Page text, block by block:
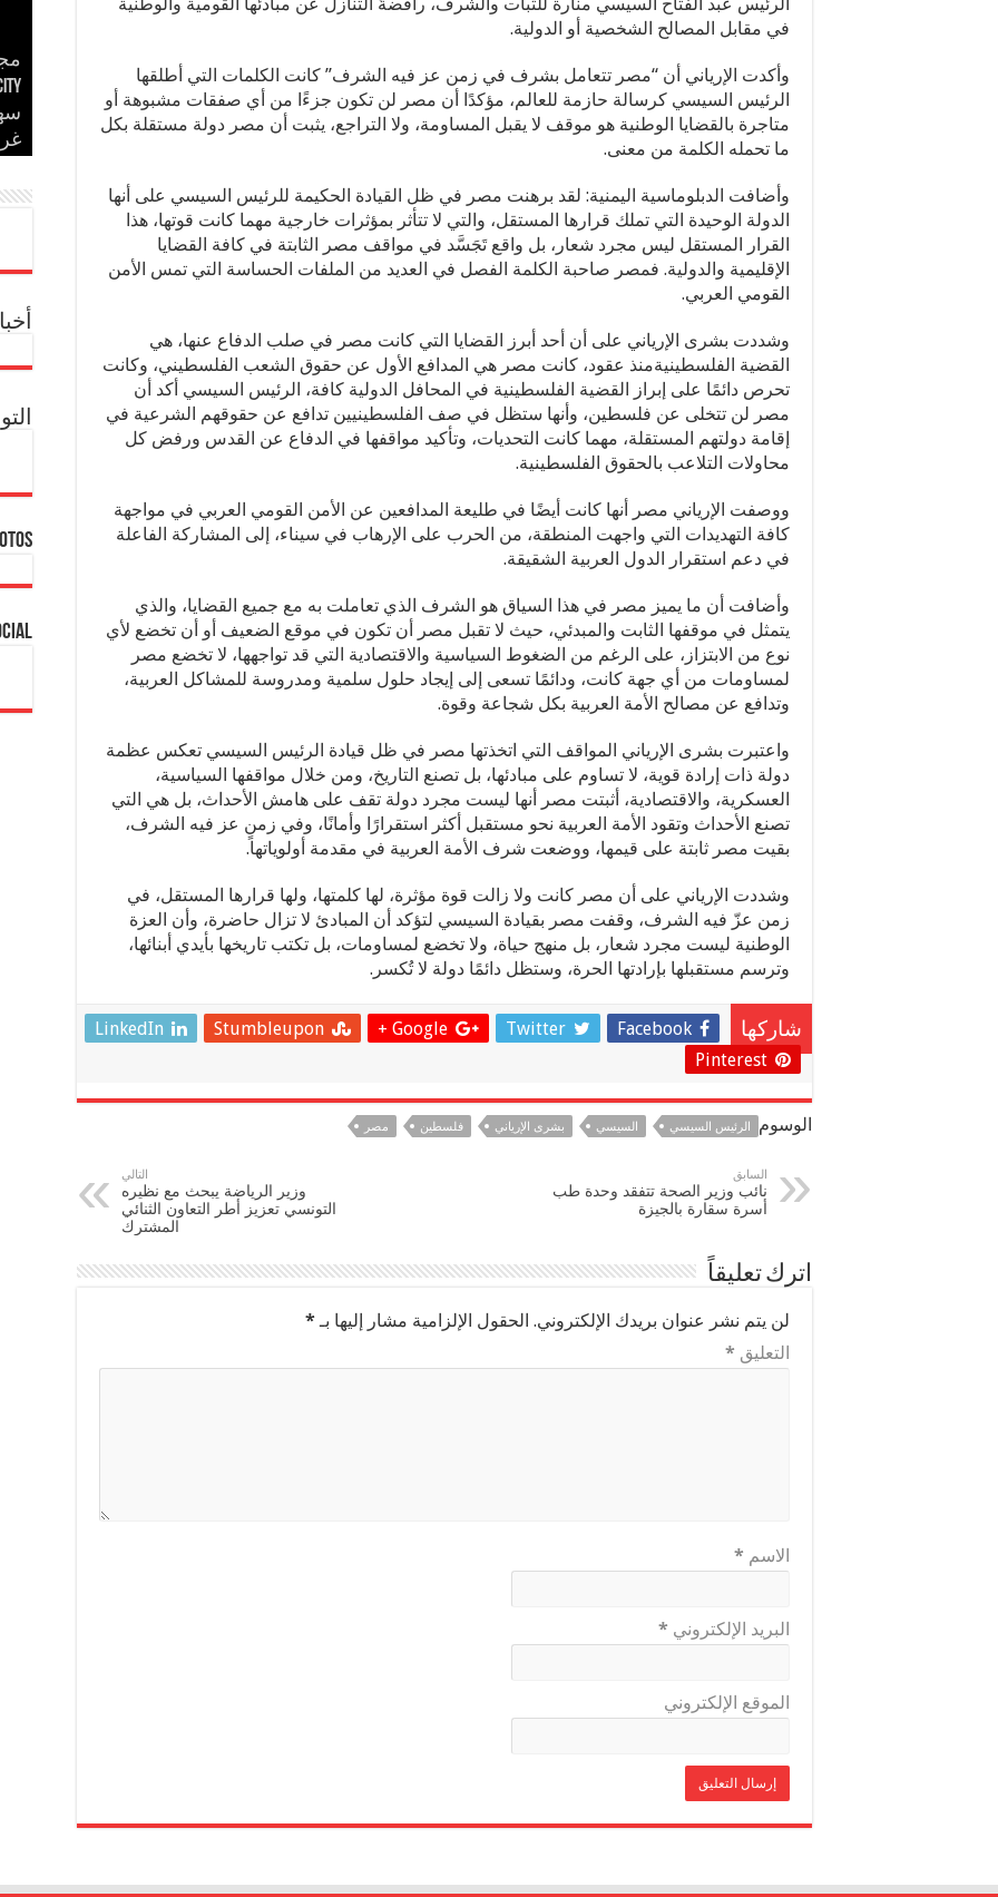
الرئيس عبد الفتاح السيسي منارة للثبات والشرف، رافضةً التنازل عن مبادئها القومية والوطنية
في مقابل المصالح الشخصية أو الدولية.
وأكدت الإرياني أن “مصر تتعامل بشرف في زمن عز فيه الشرف” كانت الكلمات التي أطلقها
الرئيس السيسي كرسالة حازمة للعالم، مؤكدًا أن مصر لن تكون جزءًا من أي صفقات مشبوهة أو
متاجرة بالقضايا الوطنية هو موقف لا يقبل المساومة، ولا التراجع، يثبت أن مصر دولة مستقلة بكل
ما تحمله الكلمة من معنى.
وأضافت الدبلوماسية اليمنية: لقد برهنت مصر في ظل القيادة الحكيمة للرئيس السيسي على أنها
الدولة الوحيدة التي تملك قرارها المستقل، والتي لا تتأثر بمؤثرات خارجية مهما كانت قوتها، هذا
القرار المستقل ليس مجرد شعار، بل واقع تَجَسَّد في مواقف مصر الثابتة في كافة القضايا
الإقليمية والدولية. فمصر صاحبة الكلمة الفصل في العديد من الملفات الحساسة التي تمس الأمن
القومي العربي.
وشددت بشرى الإرياني على أن أحد أبرز القضايا التي كانت مصر في صلب الدفاع عنها، هي
القضية الفلسطينيةمنذ عقود، كانت مصر هي المدافع الأول عن حقوق الشعب الفلسطيني، وكانت
تحرص دائمًا على إبراز القضية الفلسطينية في المحافل الدولية كافة، الرئيس السيسي أكد أن
مصر لن تتخلى عن فلسطين، وأنها ستظل في صف الفلسطينيين تدافع عن حقوقهم الشرعية في
إقامة دولتهم المستقلة، مهما كانت التحديات، وتأكيد مواقفها في الدفاع عن القدس ورفض كل
محاولات التلاعب بالحقوق الفلسطينية.
ووصفت الإرياني مصر أنها كانت أيضًا في طليعة المدافعين عن الأمن القومي العربي في مواجهة
كافة التهديدات التي واجهت المنطقة، من الحرب على الإرهاب في سيناء، إلى المشاركة الفاعلة
في دعم استقرار الدول العربية الشقيقة.
وأضافت أن ما يميز مصر في هذا السياق هو الشرف الذي تعاملت به مع جميع القضايا، والذي
يتمثل في موقفها الثابت والمبدئي، حيث لا تقبل مصر أن تكون في موقع الضعيف أو أن تخضع لأي
نوع من الابتزاز، على الرغم من الضغوط السياسية والاقتصادية التي قد تواجهها، لا تخضع مصر
لمساومات من أي جهة كانت، ودائمًا تسعى إلى إيجاد حلول سلمية ومدروسة للمشاكل العربية،
وتدافع عن مصالح الأمة العربية بكل شجاعة وقوة.
واعتبرت بشرى الإرياني المواقف التي اتخذتها مصر في ظل قيادة الرئيس السيسي تعكس عظمة
دولة ذات إرادة قوية، لا تساوم على مبادئها، بل تصنع التاريخ، ومن خلال مواقفها السياسية،
العسكرية، والاقتصادية، أثبتت مصر أنها ليست مجرد دولة تقف على هامش الأحداث، بل هي التي
تصنع الأحداث وتقود الأمة العربية نحو مستقبل أكثر استقرارًا وأمانًا، وفي زمنٍ عز فيه الشرف،
بقيت مصر ثابتة على قيمها، ووضعت شرف الأمة العربية في مقدمة أولوياتها.
وشددت الإرياني على أن مصر كانت ولا زالت قوة مؤثرة، لها كلمتها، ولها قرارها المستقل، في
زمن عزّ فيه الشرف، وقفت مصر بقيادة السيسي لتؤكد أن المبادئ لا تزال حاضرة، وأن العزة
الوطنية ليست مجرد شعار، بل منهج حياة، ولا تخضع لمساومات، بل تكتب تاريخها بأيدي أبنائها،
وترسم مستقبلها بإرادتها الحرة، وستظل دائمًا دولة لا تُكسر.
شاركها Facebook
Twitter
Google +
Stumbleupon
LinkedIn
Pinterest
الوسوم الرئيس السيسي السيسي بشرى الإرياني فلسطين مصر
السابق
نائب وزير الصحة تتفقد وحدة طب
أسرة سقارة بالجيزة
التالي
وزير الرياضة يبحث مع نظيره
التونسي تعزيز أطر التعاون الثنائي
المشترك
اترك تعليقاً
لن يتم نشر عنوان بريدك الإلكتروني. الحقول الإلزامية مشار إليها بـ*
التعليق *
الاسم *
البريد الإلكتروني *
الموقع الإلكتروني